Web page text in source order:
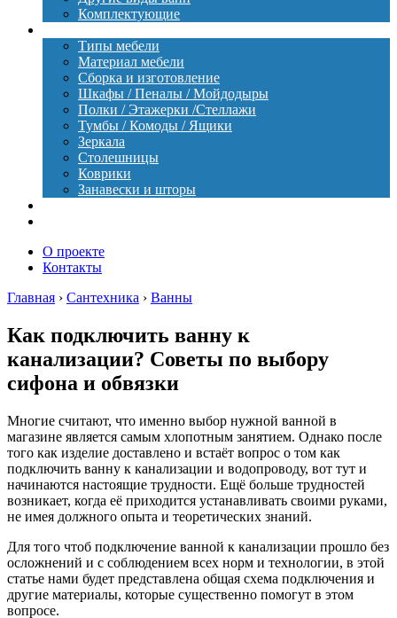
Комплектующие
Типы мебели
Материал мебели
Сборка и изготовление
Шкафы / Пеналы / Мойдодыры
Полки / Этажерки /Стеллажи
Тумбы / Комоды / Ящики
Зеркала
Столешницы
Коврики
Занавески и шторы
О проекте
Контакты
Главная › Сантехника › Ванны
Как подключить ванну к
канализации? Советы по выбору
сифона и обвязки
Многие считают, что именно выбор нужной ванной в
магазине является самым хлопотным занятием. Однако после
того как изделие доставлено и встаёт вопрос о том как
подключить ванну к канализации и водопроводу, вот тут и
начинаются настоящие трудности. Ещё больше трудностей
возникает, когда её приходится устанавливать своими руками,
не имея должного опыта и теоретических знаний.
Для того чтоб подключение ванной к канализации прошло без
осложнений и с соблюдением всех норм и технологии, в этой
статье нами будет представлена общая схема подключения и
другие материалы, которые существенно помогут в этом
вопросе.